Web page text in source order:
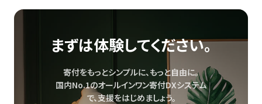
まずは体験してください。
寄付をもっとシンプルに、もっと自由に。
国内No.1のオールインワン寄付DXシステム
で、支援をはじめましょう。